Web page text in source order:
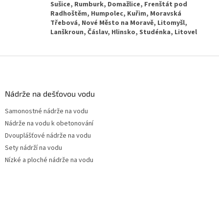
Nádrže na dešťovou vodu
Samonostné nádrže na vodu
Nádrže na vodu k obetonování
Dvouplášťové nádrže na vodu
Sety nádrží na vodu
Nízké a ploché nádrže na vodu